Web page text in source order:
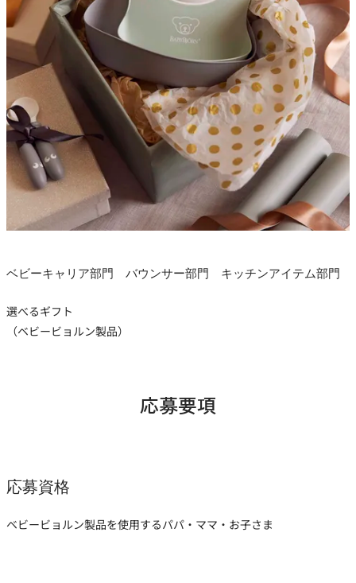
ベビーキャリア部門 バウンサー部門 キッチンアイテム部門
選べるギフト
（ベビービョルン製品）
応募要項
応募資格
ベビービョルン製品を使用するパパ・ママ・お子さま